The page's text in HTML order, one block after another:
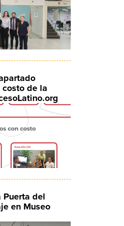
de la
Puerta del
en Museo